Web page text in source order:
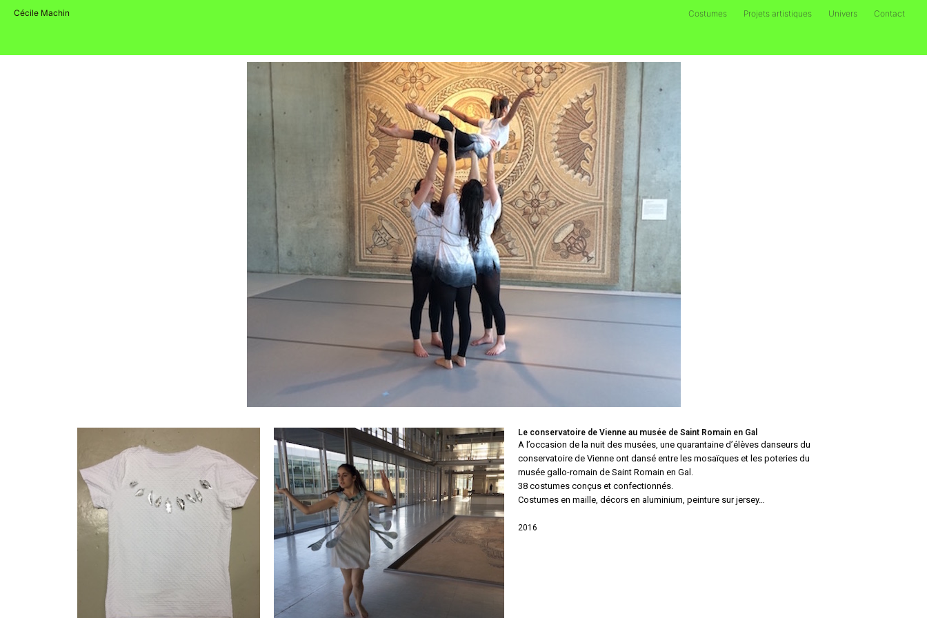
Cécile Machin Costumes Projets artistiques Univers Contact
Le conservatoire de Vienne au musée de Saint Romain en Gal
A l’occasion de la nuit des musées, une quarantaine d’élèves danseurs du
conservatoire de Vienne ont dansé entre les mosaïques et les poteries du
musée gallo-romain de Saint Romain en Gal.
38 costumes conçus et confectionnés.
Costumes en maille, décors en aluminium, peinture sur jersey…
2016